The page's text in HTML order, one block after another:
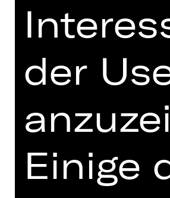
den Konflikt in einen
zwischen
Ricaner
innen und
Amerikaner
innen zu
sicherlich ein
Entscheidung, die
Musical zu erzählen, in
Musik von Bernstein
Wut und ihre
der Seele tanzen können.
der
Einige